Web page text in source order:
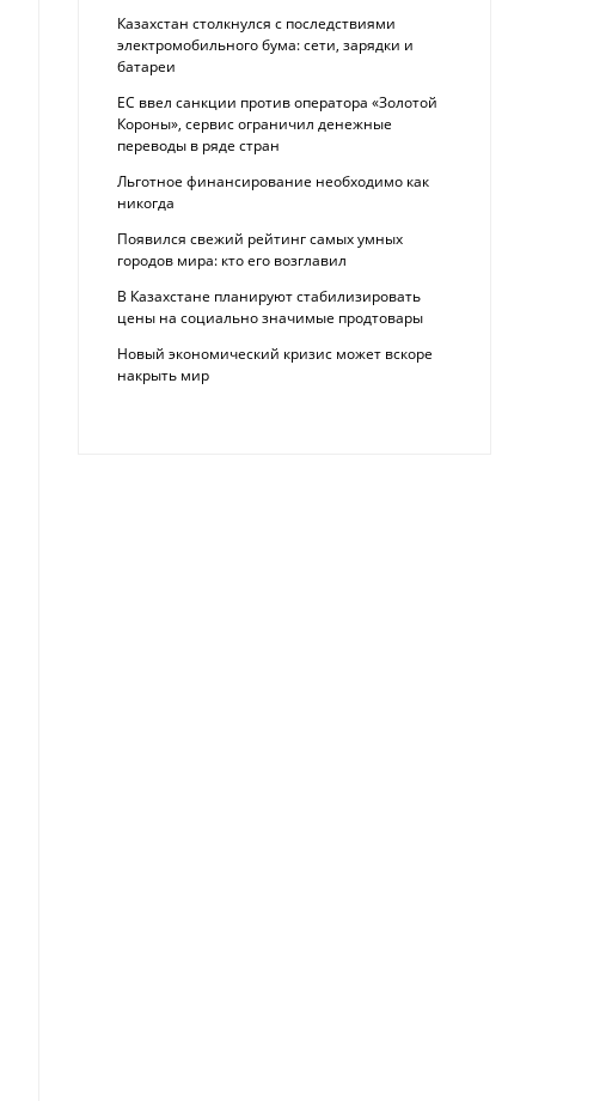
Казахстан столкнулся с последствиями
электромобильного бума: сети, зарядки и
батареи
ЕС ввел санкции против оператора «Золотой
Короны», сервис ограничил денежные
переводы в ряде стран
Льготное финансирование необходимо как
никогда
Появился свежий рейтинг самых умных
городов мира: кто его возглавил
В Казахстане планируют стабилизировать
цены на социально значимые продтовары
Новый экономический кризис может вскоре
накрыть мир